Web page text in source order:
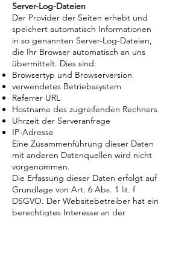
Server-Log-Dateien
Der Provider der Seiten erhebt und
speichert automatisch Informationen
in so genannten Server-Log-Dateien,
die Ihr Browser automatisch an uns
übermittelt. Dies sind:
Browsertyp und Browserversion
verwendetes Betriebssystem
Referrer URL
Hostname des zugreifenden Rechners
Uhrzeit der Serveranfrage
IP-Adresse
Eine Zusammenführung dieser Daten
mit anderen Datenquellen wird nicht
vorgenommen.
Die Erfassung dieser Daten erfolgt auf
Grundlage von Art. 6 Abs. 1 lit. f
DSGVO. Der Websitebetreiber hat ein
berechtigtes Interesse an der